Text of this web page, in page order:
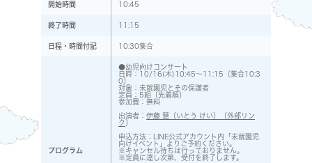
開始時間 10:45
終了時間 11:15
日程・時間付記 10:30集合
プログラム
●幼児向けコンサート
日時：10/16(木)10:45～11:15（集合10:3
0）
対象：未就園児とその保護者
定員：5組（先着順）
参加費：無料
出演者： 伊藤 慧（いとう けい）（外部リン
ク ）
申込方法：LINE公式アカウント内「未就園児
向けイベント」よりご予約ください。
※キャンセル待ちは行っておりません。
※定員に達し次第、受付を終了します。